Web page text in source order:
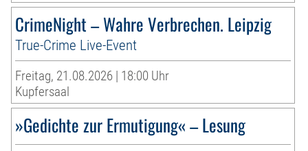
CrimeNight – Wahre Verbrechen. Leipzig
True-Crime Live-Event
Freitag, 21.08.2026 | 18:00 Uhr
Kupfersaal
»Gedichte zur Ermutigung« – Lesung